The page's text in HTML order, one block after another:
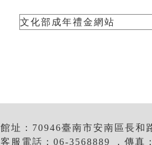
文化部成年禮金網站
館址：70946臺南市安南區長和
客服電話：06-3568889 ．傳真